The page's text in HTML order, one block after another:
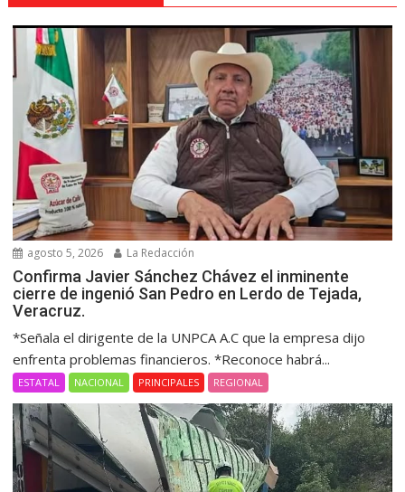
agosto 5, 2026 La Redacción
Confirma Javier Sánchez Chávez el inminente
cierre de ingenió San Pedro en Lerdo de Tejada,
Veracruz.
*Señala el dirigente de la UNPCA A.C que la empresa dijo
enfrenta problemas financieros. *Reconoce habrá...
ESTATAL NACIONAL PRINCIPALES REGIONAL